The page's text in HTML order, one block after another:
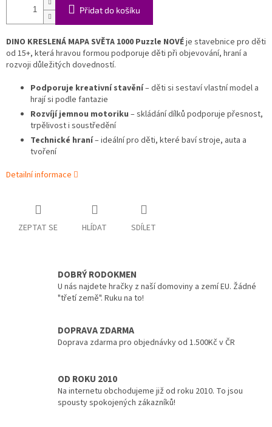
Přidat do košíku
DINO KRESLENÁ MAPA SVĚTA 1000 Puzzle NOVÉje stavebnice pro děti
od 15+, která hravou formou podporuje děti při objevování, hraní a
rozvoji důležitých dovedností.
Podporuje kreativní stavění– děti si sestaví vlastní model a
hrají si podle fantazie
Rozvíjí jemnou motoriku – skládání dílků podporuje přesnost,
trpělivost i soustředění
Technické hraní– ideální pro děti, které baví stroje, auta a
tvoření
Detailní informace
ZEPTAT SE HLÍDAT SDÍLET
DOBRÝ RODOKMEN
U nás najdete hračky z naší domoviny a zemí EU. Žádné
"třetí země". Ruku na to!
DOPRAVA ZDARMA
Doprava zdarma pro objednávky od 1.500Kč v ČR
OD ROKU 2010
Na internetu obchodujeme již od roku 2010. To jsou
spousty spokojených zákazníků!